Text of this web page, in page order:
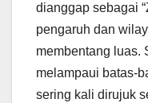
dianggap sebagai
pengaruh dan
membentang luas.
melampaui batas-
sering kali dirujuk